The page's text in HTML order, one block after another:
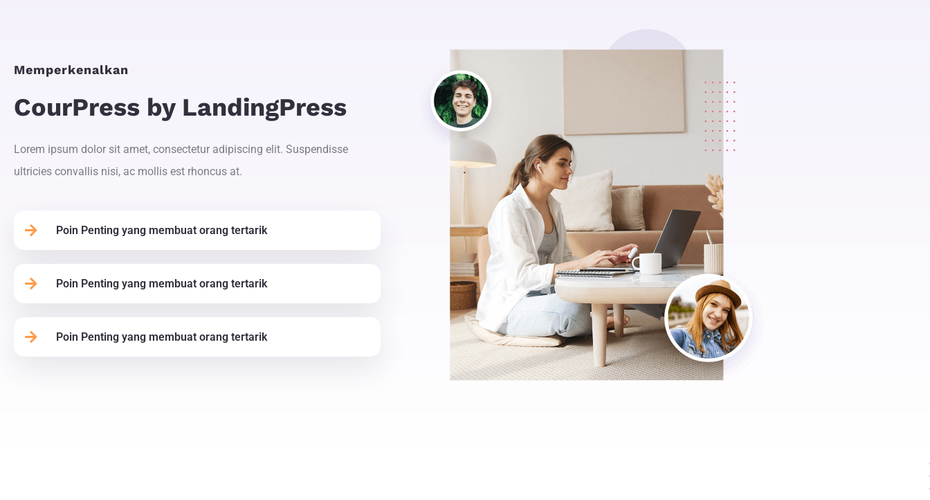
Memperkenalkan
CourPress by LandingPress
Lorem ipsum dolor sit amet, consectetur adipiscing elit. Suspendisse
ultricies convallis nisi, ac mollis est rhoncus at.
Poin Penting yang membuat orang tertarik
Poin Penting yang membuat orang tertarik
Poin Penting yang membuat orang tertarik